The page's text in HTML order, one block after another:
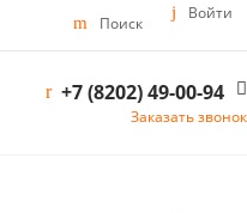
Поиск
Войти
+7 (8202) 49-00-94
Заказать звонок